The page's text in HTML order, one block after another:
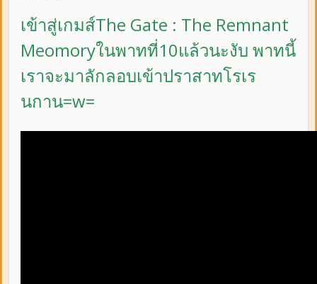
เข้าสู่เกมส์The Gate : The Remnant
Meomoryในพาทที่10แล้วนะงับ พาทนี้
เราจะมาลักลอบเข้าปราสาทโรเร
นกาน=w=